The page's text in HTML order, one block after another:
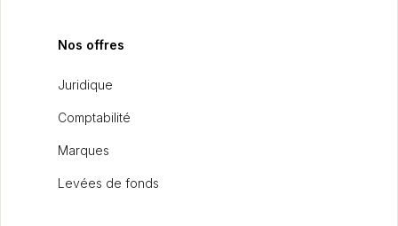
Nos offres
Juridique
Comptabilité
Marques
Levées de fonds